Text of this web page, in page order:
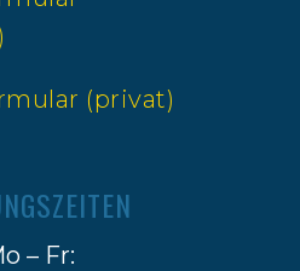
(privat)
– Fr: